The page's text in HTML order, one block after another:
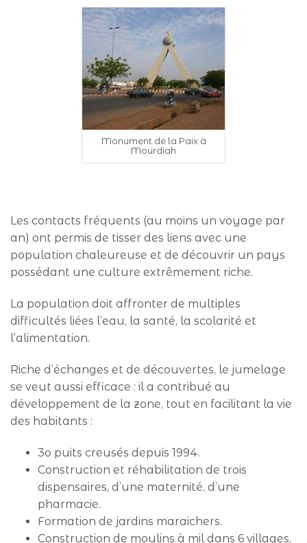
Monument de la Paix à
Mourdiah
Les contacts fréquents (au moins un voyage par
an) ont permis de tisser des liens avec une
population chaleureuse et de découvrir un pays
possédant une culture extrêmement riche.
La population doit affronter de multiples
difficultés liées l’eau, la santé, la scolarité et
l’alimentation.
Riche d’échanges et de découvertes, le jumelage
se veut aussi efficace : il a contribué au
développement de la zone, tout en facilitant la vie
des habitants :
3o puits creusés depuis 1994.
Construction et réhabilitation de trois
dispensaires, d’une maternité, d’une
pharmacie.
Formation de jardins maraichers.
Construction de moulins à mil dans 6 villages,